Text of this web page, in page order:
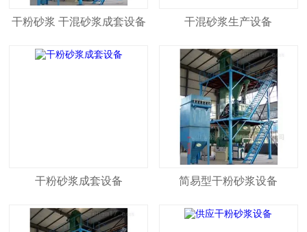
干粉砂浆 干混砂浆成套设备 干混砂浆生产设备
干粉砂浆成套设备 简易型干粉砂浆设备